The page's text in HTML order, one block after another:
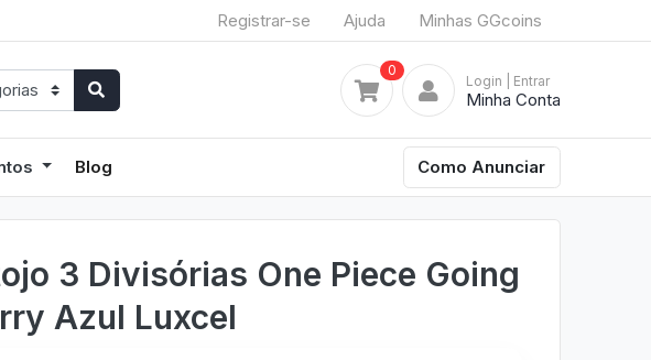
Registrar-se Ajuda Minhas GGcoins
0
Login | Entrar
Minha Conta
Blog Como Anunciar
3 Divisórias One Piece Going
Azul Luxcel